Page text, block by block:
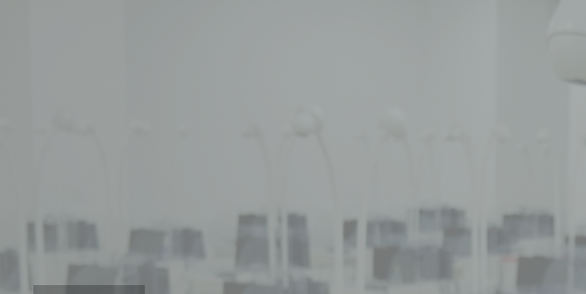
Т ест леу ге өтін